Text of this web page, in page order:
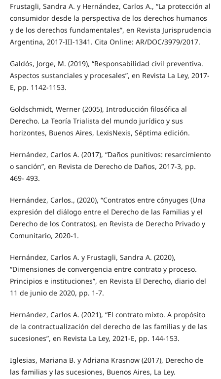
Frustagli, Sandra A. y Hernández, Carlos A., “La protección al
consumidor desde la perspectiva de los derechos humanos
y de los derechos fundamentales”, en Revista Jurisprudencia
Argentina, 2017-III-1341. Cita Online: AR/DOC/3979/2017.
Galdós, Jorge, M. (2019), “Responsabilidad civil preventiva.
Aspectos sustanciales y procesales”, en Revista La Ley, 2017-
E, pp. 1142-1153.
Goldschmidt, Werner (2005), Introducción filosófica al
Derecho. La Teoría Trialista del mundo jurídico y sus
horizontes, Buenos Aires, LexisNexis, Séptima edición.
Hernández, Carlos A. (2017), “Daños punitivos: resarcimiento
o sanción”, en Revista de Derecho de Daños, 2017-3, pp.
469- 493.
Hernández, Carlos., (2020), “Contratos entre cónyuges (Una
expresión del diálogo entre el Derecho de las Familias y el
Derecho de los Contratos), en Revista de Derecho Privado y
Comunitario, 2020-1.
Hernández, Carlos A. y Frustagli, Sandra A. (2020),
“Dimensiones de convergencia entre contrato y proceso.
Principios e instituciones”, en Revista El Derecho, diario del
11 de junio de 2020, pp. 1-7.
Hernández, Carlos A. (2021), “El contrato mixto. A propósito
de la contractualización del derecho de las familias y de las
sucesiones”, en Revista La Ley, 2021-E, pp. 144-153.
Iglesias, Mariana B. y Adriana Krasnow (2017), Derecho de
las familias y las sucesiones, Buenos Aires, La Ley.